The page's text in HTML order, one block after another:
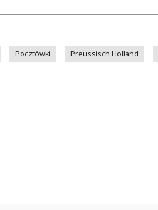
Pocztówki Preussisch Holland